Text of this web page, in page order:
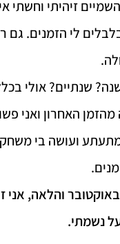
זיהיתי וחשתי
לי הזמנים. גם
שנתיים? אולי
מהזמן האחרון ואני
ועושה בי
אבל את ה 7 באוקטובר והלאה,
נשמתי.